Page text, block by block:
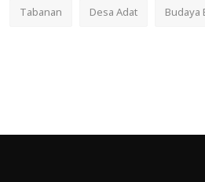
Tabanan
Desa Adat Budaya